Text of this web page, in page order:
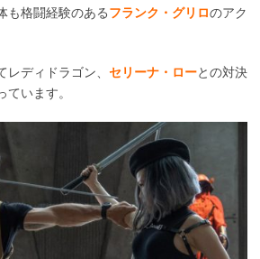
も格闘経験のあるフランク・グリロのアク
レディドラゴン、 セリーナ・ローとの対決
います。